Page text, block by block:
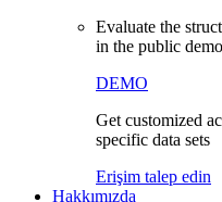
Evaluate the
in the public
DEMO
Get customized
specific data sets
Erişim talep edin
Hakkımızda